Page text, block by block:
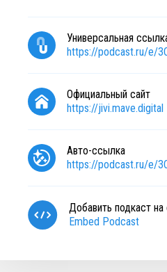
Универсальная
https://podcast.ru/e/
Официальный сайт
https://jivi.mave.digital
Авто-ссылка
https://podcast.ru/e/
Добавить подкаст на
Embed Podcast